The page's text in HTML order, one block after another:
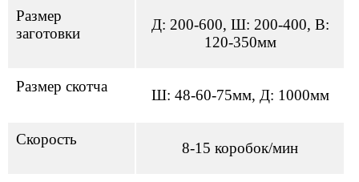
Размер
заготовки
Д: 200-600, Ш: 200-400, В:
120-350мм
Размер скотча
Ш: 48-60-75мм, Д: 1000мм
Скорость
8-15 коробок/мин